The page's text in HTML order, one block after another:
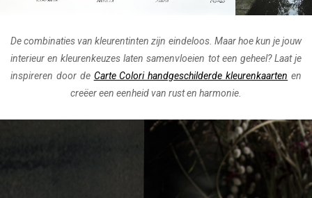
De combinaties van kleurentinten zijn eindeloos. Maar hoe kun je jouw
interieur en kleurenkeuzes laten samenvloeien tot een geheel? Laat je
inspireren door de Carte Colori handgeschilderde kleurenkaarten en
creëer een eenheid van rust en harmonie.